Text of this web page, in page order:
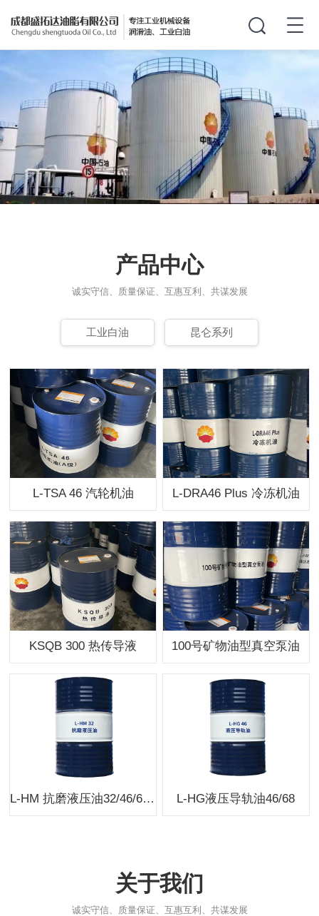
产品中心
诚实守信、质量保证、互惠互利、共谋发展
工业白油 昆仑系列
L-TSA 46 汽轮机油 L-DRA46 Plus 冷冻机油
KSQB 300 热传导液 100号矿物油型真空泵油
L-HM 抗磨液压油32/46/68/100 L-HG液压导轨油46/68
关于我们
诚实守信、质量保证、互惠互利、共谋发展